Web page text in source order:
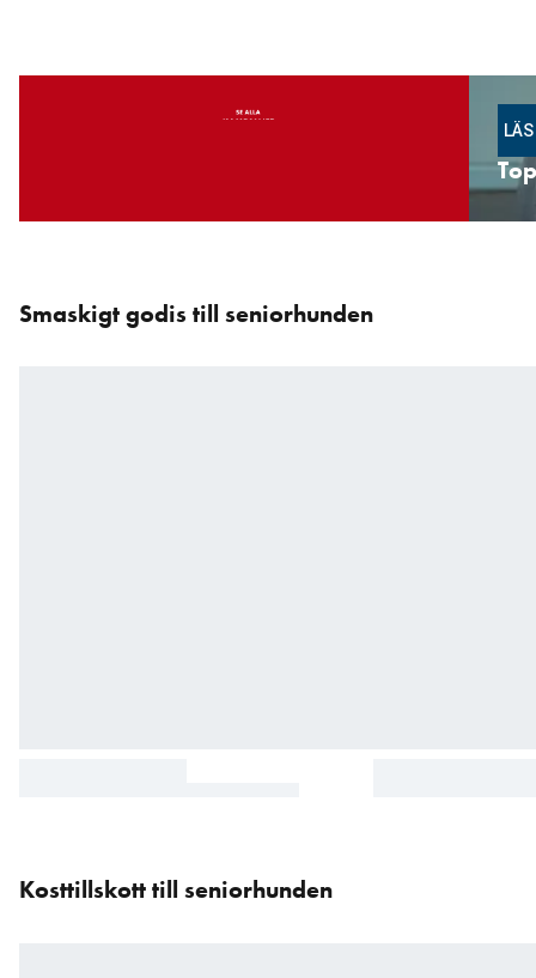
Smaskigt godis till seniorhunden
över
karusellen
Kosttillskott till seniorhunden
över
karusellen